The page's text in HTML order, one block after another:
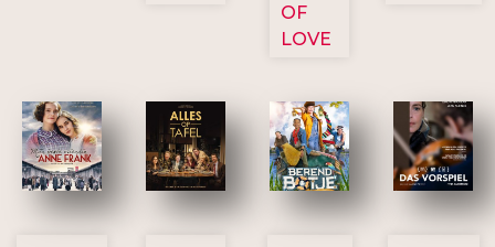
OF
LOVE
2757 3154 2799 2777